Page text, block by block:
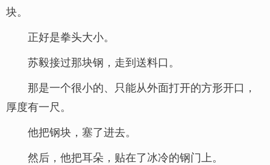
块。
正好是拳头大小。
苏毅接过那块钢，走到送料口。
那是一个很小的、只能从外面打开的方形开口，
厚度有一尺。
他把钢块，塞了进去。
然后，他把耳朵，贴在了冰冷的钢门上。